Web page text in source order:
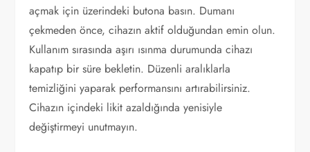
açmak için üzerindeki butona basın. Dumanı
çekmeden önce, cihazın aktif olduğundan emin olun.
Kullanım sırasında aşırı ısınma durumunda cihazı
kapatıp bir süre bekletin. Düzenli aralıklarla
temizliğini yaparak performansını artırabilirsiniz.
Cihazın içindeki likit azaldığında yenisiyle
değiştirmeyi unutmayın.